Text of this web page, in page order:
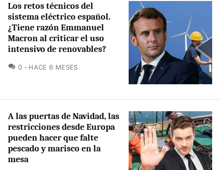
Los retos técnicos del
sistema eléctrico español.
¿Tiene razón Emmanuel
Macron al criticar el uso
intensivo de renovables?
0 COMENTARIOS
HACE 6 MESES
A las puertas de Navidad, las
restricciones desde Europa
pueden hacer que falte
pescado y marisco en la
mesa